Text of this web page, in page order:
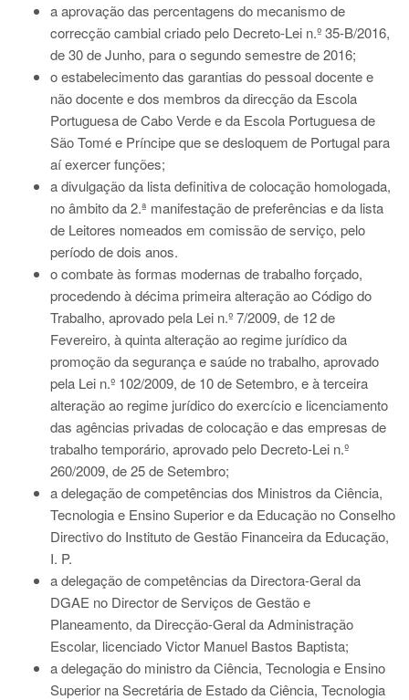
a aprovação das percentagens do mecanismo de
correcção cambial criado pelo Decreto-Lei n.º 35-B/2016,
de 30 de Junho, para o segundo semestre de 2016;
o estabelecimento das garantias do pessoal docente e
não docente e dos membros da direcção da Escola
Portuguesa de Cabo Verde e da Escola Portuguesa de
São Tomé e Príncipe que se desloquem de Portugal para
aí exercer funções;
a divulgação da lista definitiva de colocação homologada,
no âmbito da 2.ª manifestação de preferências e da lista
de Leitores nomeados em comissão de serviço, pelo
período de dois anos.
o combate às formas modernas de trabalho forçado,
procedendo à décima primeira alteração ao Código do
Trabalho, aprovado pela Lei n.º 7/2009, de 12 de
Fevereiro, à quinta alteração ao regime jurídico da
promoção da segurança e saúde no trabalho, aprovado
pela Lei n.º 102/2009, de 10 de Setembro, e à terceira
alteração ao regime jurídico do exercício e licenciamento
das agências privadas de colocação e das empresas de
trabalho temporário, aprovado pelo Decreto-Lei n.º
260/2009, de 25 de Setembro;
a delegação de competências dos Ministros da Ciência,
Tecnologia e Ensino Superior e da Educação no Conselho
Directivo do Instituto de Gestão Financeira da Educação,
I. P.
a delegação de competências da Directora-Geral da
DGAE no Director de Serviços de Gestão e
Planeamento, da Direcção-Geral da Administração
Escolar, licenciado Victor Manuel Bastos Baptista;
a delegação do ministro da Ciência, Tecnologia e Ensino
Superior na Secretária de Estado da Ciência, Tecnologia